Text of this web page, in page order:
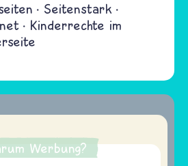
Seitenstark
Kinderrechte im
Werbung?